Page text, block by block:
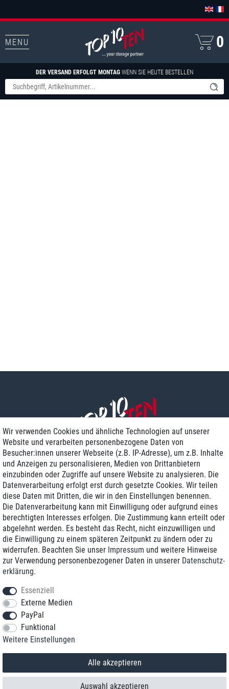
MENU
DER VERSAND ERFOLGT MONTAG WENN SIE HEUTE BESTELLEN
0
Zustellung am nächsten Werktag
Günstiger Versand
Generalüberholt mit Garantie
+49 8989 96160*
*Sie erreichen uns zum Ortstarif von Montag bis Freitag von 9 Uhr - 18 Uhr.
© 2018 TOP TEN Computervertrieb GmbH
Wir verwenden Cookies und ähnliche Technologien auf unserer
Website und verarbeiten personenbezogene Daten von
Besucher:innen unserer Webseite (z.B. IP-Adresse), um z.B. Inhalte
und Anzeigen zu personalisieren, Medien von Drittanbietern
einzubinden oder Zugriffe auf unsere Website zu analysieren. Die
Datenverarbeitung erfolgt erst durch gesetzte Cookies. Wir teilen
diese Daten mit Dritten, die wir in den Einstellungen benennen.
Die Datenverarbeitung kann mit Einwilligung oder aufgrund eines
berechtigten Interesses erfolgen. Die Zustimmung kann erteilt oder
abgelehnt werden. Es besteht das Recht, nicht einzuwilligen und
die Einwilligung zu einem späteren Zeitpunkt zu ändern oder zu
widerrufen. Beachten Sie unser Impressum und weitere Hinweise
zur Verwendung personenbezogener Daten in unserer Daten­schutz­
erklärung.
Essenziell
Externe Medien
PayPal
Funktional
Weitere Einstellungen
Alle akzeptieren
Auswahl akzeptieren